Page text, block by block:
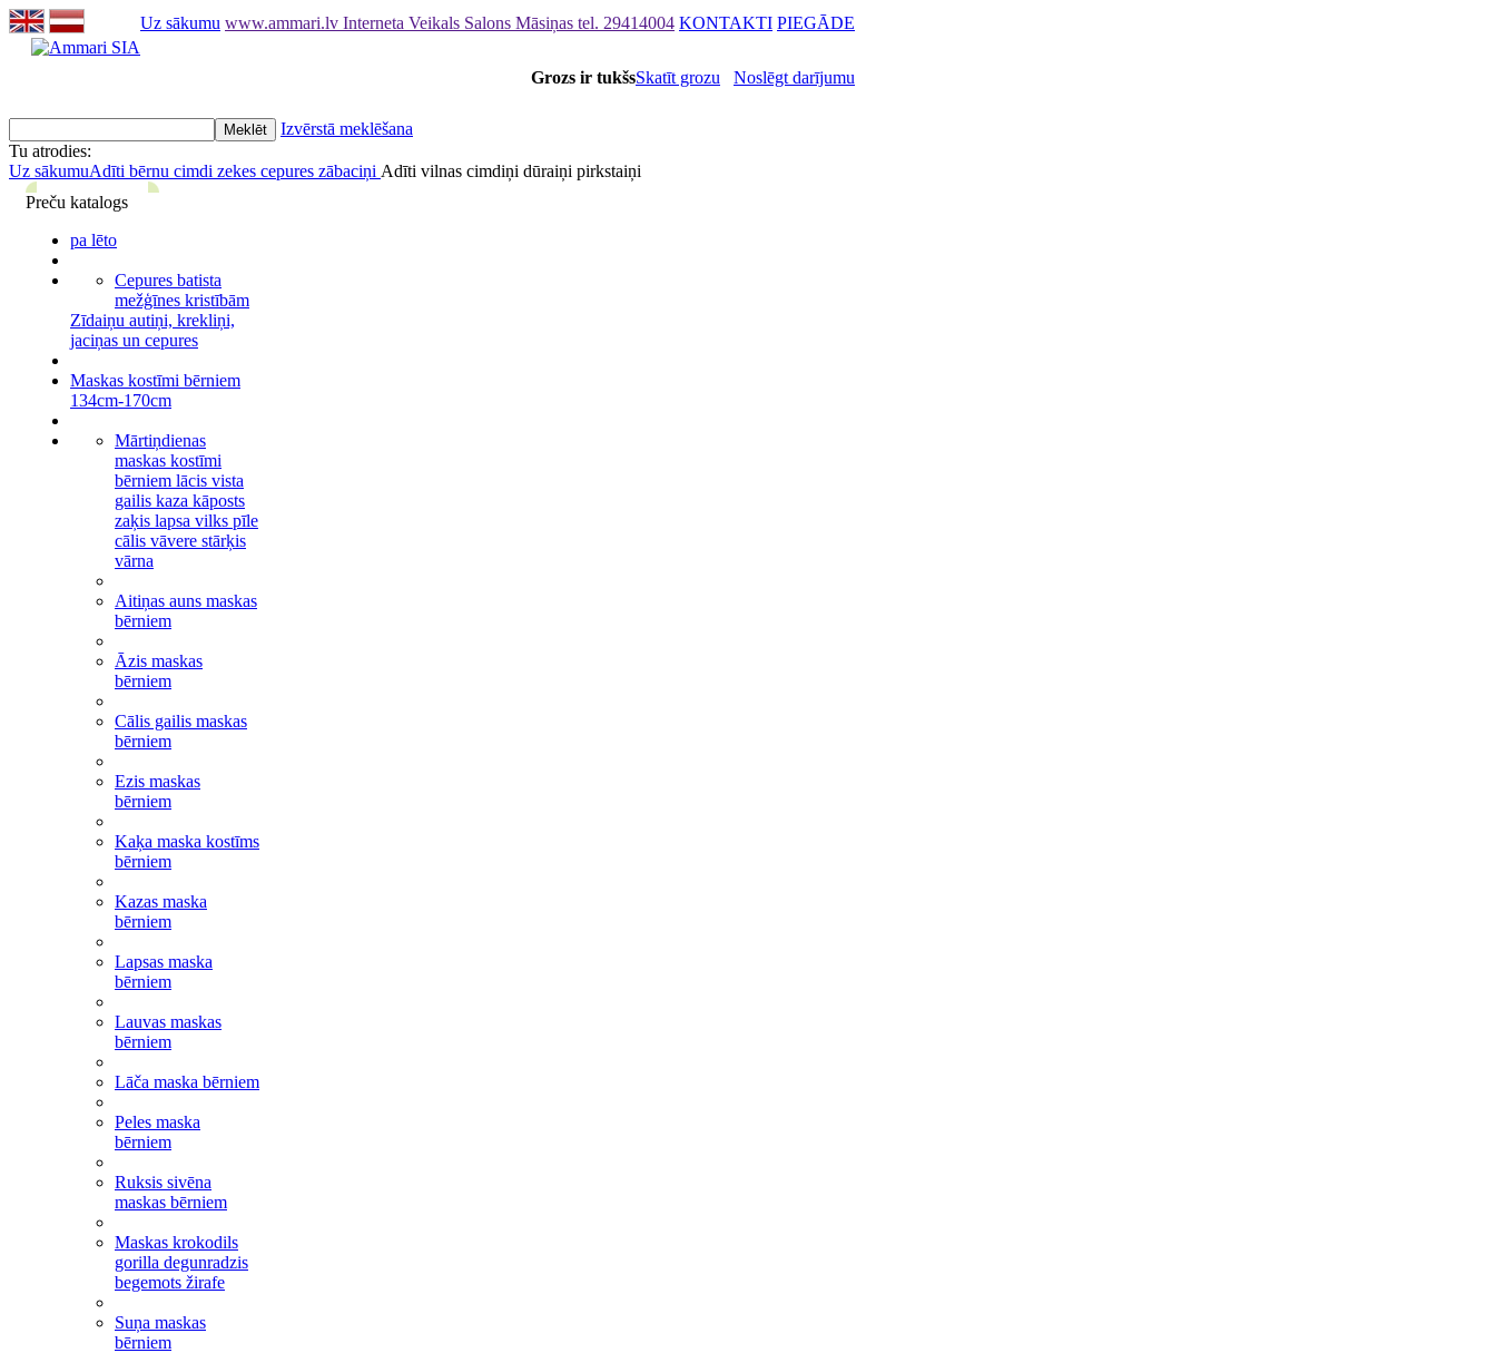
Uz sākumu www.ammari.lv Interneta Veikals Salons Māsiņas tel. 29414004 KONTAKTI PIEGĀDE
Grozs ir tukšsSkatīt grozu Noslēgt darījumu
Izvērstā meklēšana
Tu atrodies:
Uz sākumuAdīti bērnu cimdi zekes cepures zābaciņi Adīti vilnas cimdiņi dūraiņi pirkstaiņi
Preču katalogs
pa lēto
Cepures batista
mežģīnes kristībām
Zīdaiņu autiņi, krekliņi,
jaciņas un cepures
Maskas kostīmi bērniem
134cm-170cm
Mārtiņdienas
maskas kostīmi
bērniem lācis vista
gailis kaza kāposts
zaķis lapsa vilks pīle
cālis vāvere stārķis
vārna
Aitiņas auns maskas
bērniem
Āzis maskas
bērniem
Cālis gailis maskas
bērniem
Ezis maskas
bērniem
Kaķa maska kostīms
bērniem
Kazas maska
bērniem
Lapsas maska
bērniem
Lauvas maskas
bērniem
Lāča maska bērniem
Peles maska
bērniem
Ruksis sivēna
maskas bērniem
Maskas krokodils
gorilla degunradzis
begemots žirafe
Suņa maskas
bērniem